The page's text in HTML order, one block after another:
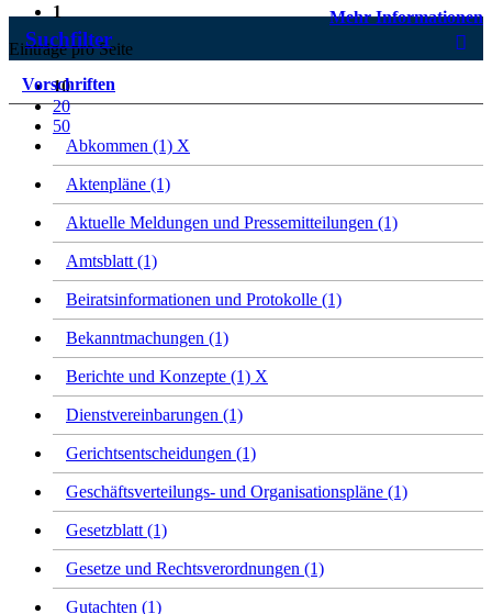
Mehr Informationen
1
Einträge pro Seite
10
20
50
Suchfilter
Vorschriften
Abkommen (1) X
Aktenpläne (1)
Aktuelle Meldungen und Pressemitteilungen (1)
Amtsblatt (1)
Beiratsinformationen und Protokolle (1)
Bekanntmachungen (1)
Berichte und Konzepte (1) X
Dienstvereinbarungen (1)
Gerichtsentscheidungen (1)
Geschäftsverteilungs- und Organisationspläne (1)
Gesetzblatt (1)
Gesetze und Rechtsverordnungen (1)
Gutachten (1)